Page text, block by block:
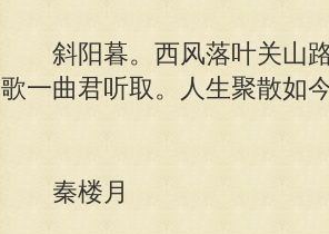
斜阳暮。西风落叶关山路
歌一曲君听取。人生聚散如
秦楼月